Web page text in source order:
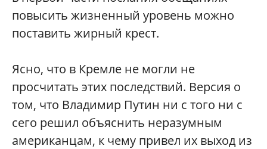
повысить жизненный уровень можно
поставить жирный крест.
Ясно, что в Кремле не могли не
просчитать этих последствий. Версия о
том, что Владимир Путин ни с того ни с
сего решил объяснить неразумным
американцам, к чему привел их выход из